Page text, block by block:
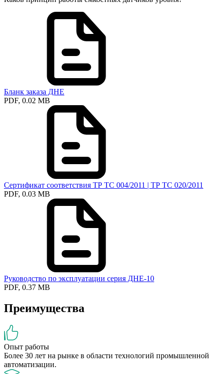
Бланк заказа ДНЕ
PDF, 0.02 MB
Сертификат соответствия ТР ТС 004/2011 | ТР ТС 020/2011
PDF, 0.03 MB
Руководство по эксплуатации серия ДНЕ-10
PDF, 0.37 MB
Преимущества
Опыт работы
Более 30 лет на рынке в области технологий промышленной
автоматизации.